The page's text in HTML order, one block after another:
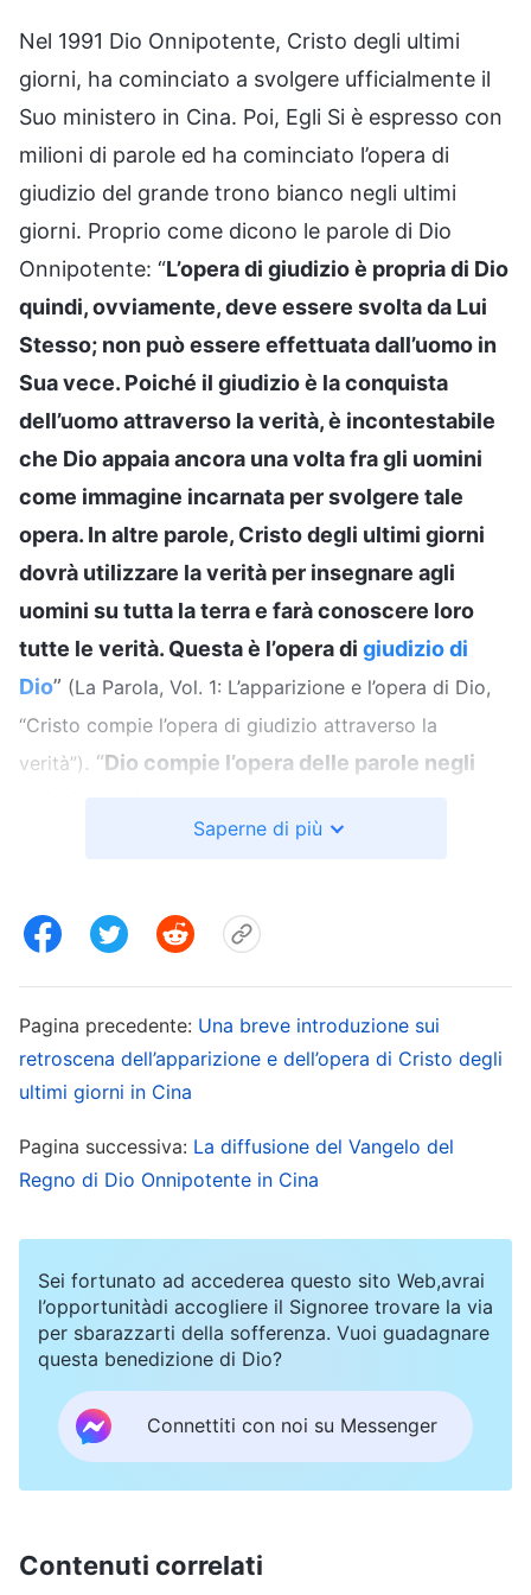
Nel 1991 Dio Onnipotente, Cristo degli ultimi
giorni, ha cominciato a svolgere ufficialmente il
Suo ministero in Cina. Poi, Egli Si è espresso con
milioni di parole ed ha cominciato l’opera di
giudizio del grande trono bianco negli ultimi
giorni. Proprio come dicono le parole di Dio
Onnipotente: “L’opera di giudizio è propria di Dio
quindi, ovviamente, deve essere svolta da Lui
Stesso; non può essere effettuata dall’uomo in
Sua vece. Poiché il giudizio è la conquista
dell’uomo attraverso la verità, è incontestabile
che Dio appaia ancora una volta fra gli uomini
come immagine incarnata per svolgere tale
opera. In altre parole, Cristo degli ultimi giorni
dovrà utilizzare la verità per insegnare agli
uomini su tutta la terra e farà conoscere loro
tutte le verità. Questa è l’opera di giudizio di
Dio” (La Parola, Vol. 1: L’apparizione e l’opera di Dio,
“Cristo compie l’opera di giudizio attraverso la
verità”) . “Dio compie l’opera delle parole negli
Spirito Santo, dato che Dio è lo Spirito Santo e
Spirito Santo, così come se ne parlava in
passato, sono le parole di Dio incarnato oggi.
[…] Affinché Dio pronunci discorsi per
compiere l’opera, Egli deve farSi carne,
altrimenti la Sua opera non potrà raggiungere il
proprio obiettivo
l’opera di Dio, “Come possono coloro che nelle loro
nozioni hanno delimitato Dio ricevere le Sue
persone che sono assetate e cercano la verità
sono state conquistate e purificate dalla parola
di Dio Onnipotente e hanno visto, nel giudizio e
nel castigo di Dio, l’apparizione di Dio e il ritorno
del Redentore.
seguito all’apparizione e all’opera di Dio
Saperne di più
Pagina precedente: Una breve introduzione sui
retroscena dell’apparizione e dell’opera di Cristo degli
ultimi giorni in Cina
Pagina successiva: La diffusione del Vangelo del
Regno di Dio Onnipotente in Cina
Sei fortunato ad accederea questo sito Web,avrai
l’opportunitàdi accogliere il Signoree trovare la via
per sbarazzarti della sofferenza. Vuoi guadagnare
questa benedizione di Dio?
Connettiti con noi su Messenger
Contenuti correlati